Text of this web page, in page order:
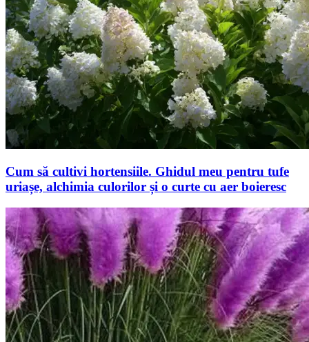
Cum să cultivi hortensiile. Ghidul meu pentru tufe
uriașe, alchimia culorilor și o curte cu aer boieresc